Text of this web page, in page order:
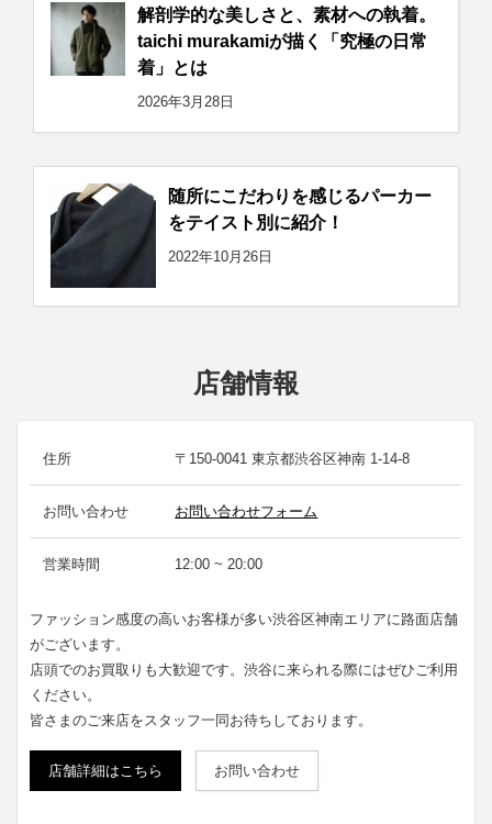
解剖学的な美しさと、素材への執着。
taichi murakamiが描く「究極の日常
着」とは
2026年3月28日
随所にこだわりを感じるパーカー
をテイスト別に紹介！
2022年10月26日
店舗情報
住所 〒150-0041 東京都渋谷区神南 1-14-8
お問い合わせ お問い合わせフォーム
営業時間 12:00 ~ 20:00
ファッション感度の高いお客様が多い渋谷区神南エリアに路面店舗
がございます。
店頭でのお買取りも大歓迎です。渋谷に来られる際にはぜひご利用
ください。
皆さまのご来店をスタッフ一同お待ちしております。
店舗詳細はこちら お問い合わせ